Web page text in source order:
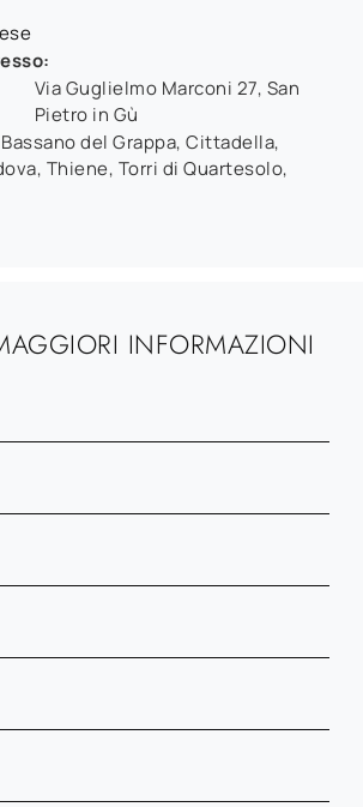
Via Guglielmo Marconi 27, San
Pietro in Gù
Bassano del Grappa, Cittadella,
Thiene, Torri di Quartesolo,
INFORMAZIONI